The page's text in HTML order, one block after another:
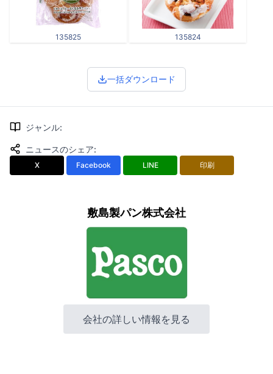
135825 135824
一括ダウンロード
ジャンル:
ニュースのシェア:
X Facebook LINE 印刷
敷島製パン株式会社
会社の詳しい情報を見る